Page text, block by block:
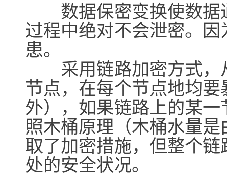
数据保密变换使数据
过程中绝对不会泄密。
患。
采用链路加密方式，
节点，在每个节点地均
外），如果链路上的某
照木桶原理（木桶水量
取了加密措施，但整个
处的安全状况。